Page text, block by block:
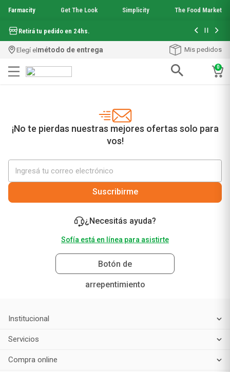
Farmacity Get The Look Simplicity The Food Market
Retirá tu pedido en 24hs. Hasta 6
Elegí elmétodo de entrega Mis pedidos
0
¡No te pierdas nuestras mejores ofertas solo para
vos!
Suscribirme
¿Necesitás ayuda?
Sofía está en línea para asistirte
Botón de
arrepentimiento
Institucional
Servicios
Compra online
garnier toque seco crema facial
. mineral 89
6
protector solar
8
9